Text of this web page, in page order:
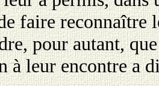
faire reconnaître
pour autant,
à leur encontre a